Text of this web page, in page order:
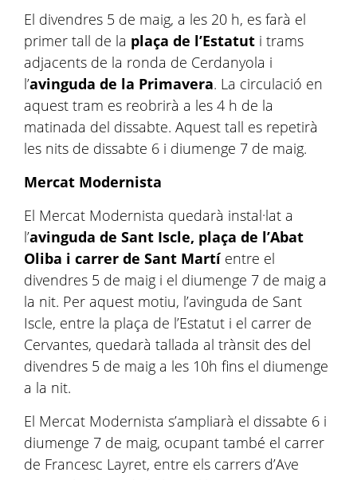
El divendres 5 de maig, a les 20 h, es farà el
primer tall de la plaça de l’Estatut i trams
adjacents de la ronda de Cerdanyola i
l’avinguda de la Primavera. La circulació en
aquest tram es reobrirà a les 4 h de la
matinada del dissabte. Aquest tall es repetirà
les nits de dissabte 6 i diumenge 7 de maig.
Mercat Modernista
El Mercat Modernista quedarà instal·lat a
l’avinguda de Sant Iscle, plaça de l’Abat
Oliba i carrer de Sant Martí entre el
divendres 5 de maig i el diumenge 7 de maig a
la nit. Per aquest motiu, l’avinguda de Sant
Iscle, entre la plaça de l’Estatut i el carrer de
Cervantes, quedarà tallada al trànsit des del
divendres 5 de maig a les 10h fins el diumenge
a la nit.
El Mercat Modernista s’ampliarà el dissabte 6 i
diumenge 7 de maig, ocupant també el carrer
de Francesc Layret, entre els carrers d’Ave